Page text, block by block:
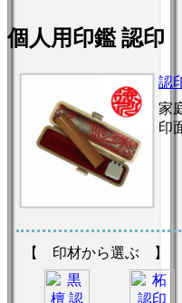
個人用印鑑 認印
認
家
印
【 印材から選ぶ 】